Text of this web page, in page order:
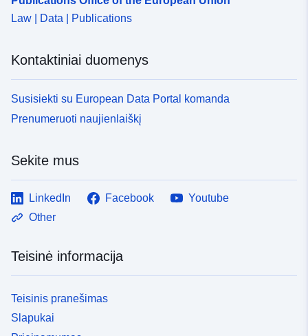
Law | Data | Publications
Kontaktiniai duomenys
Susisiekti su European Data Portal komanda
Prenumeruoti naujienlaiškį
Sekite mus
LinkedIn Facebook
Youtube
Other
Teisinė informacija
Teisinis pranešimas
Slapukai